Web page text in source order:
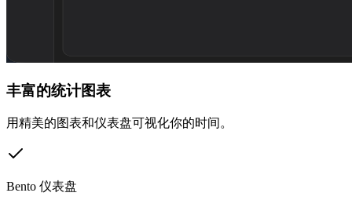
丰富的统计图表
用精美的图表和仪表盘可视化你的时间。
Bento 仪表盘